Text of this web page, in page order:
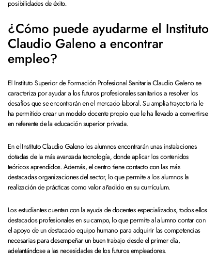
posibilidades de éxito.
¿Cómo puede ayudarme el Instituto
Claudio Galeno a encontrar
empleo?
El Instituto Superior de Formación Profesional Sanitaria Claudio Galeno se
caracteriza por ayudar a los futuros profesionales sanitarios a resolver los
desafíos que se encontrarán en el mercado laboral. Su amplia trayectoria le
ha permitido crear un modelo docente propio que le ha llevado a convertirse
en referente de la educación superior privada.
En el Instituto Claudio Galeno los alumnos encontrarán unas instalaciones
dotadas de la más avanzada tecnología, donde aplicar los contenidos
teóricos aprendidos. Además, el centro tiene contacto con las más
destacadas organizaciones del sector, lo que permite a los alumnos la
realización de prácticas como valor añadido en su currículum.
Los estudiantes cuentan con la ayuda de docentes especializados, todos ellos
destacados profesionales en su campo, lo que permite al alumno contar con
el apoyo de un destacado equipo humano para adquirir las competencias
necesarias para desempeñar un buen trabajo desde el primer día,
adelantándose a las necesidades de los futuros empleadores.